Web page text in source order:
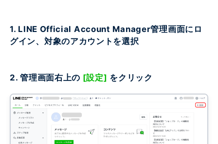
1. LINE Official Account Manager管理画面にロ
グイン、対象のアカウントを選択
2. 管理画面右上の [設定] をクリック